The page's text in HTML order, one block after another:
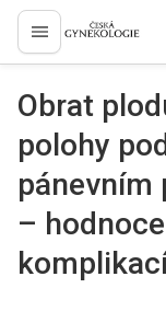
proLékaře.cz
Obrat
polohy
pánevním
–